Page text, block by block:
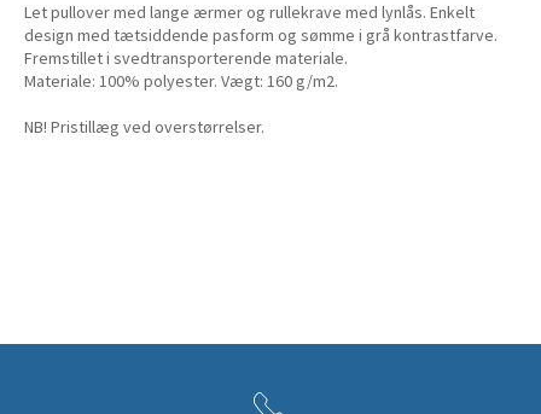
Let pullover med lange ærmer og rullekrave med lynlås. Enkelt
design med tætsiddende pasform og sømme i grå kontrastfarve.
Fremstillet i svedtransporterende materiale.
Materiale: 100% polyester. Vægt: 160 g/m2.
NB! Pristillæg ved overstørrelser.